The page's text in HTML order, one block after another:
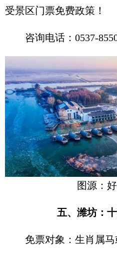
受景区门票免费政策！
咨询电话：0537-
图源：
五、潍坊：
免票对象：生肖属马